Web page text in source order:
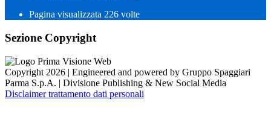
Pagina visualizzata 226 volte
Sezione Copyright
Copyright 2026 | Engineered and powered by Gruppo Spaggiari
Parma S.p.A. | Divisione Publishing & New Social Media
Disclaimer trattamento dati personali